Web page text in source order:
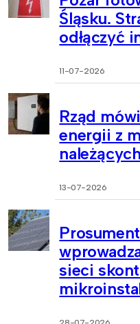
Śląsku.
odłączyć
11-07-2026
Rząd
energii z
13-07-2026
sieci